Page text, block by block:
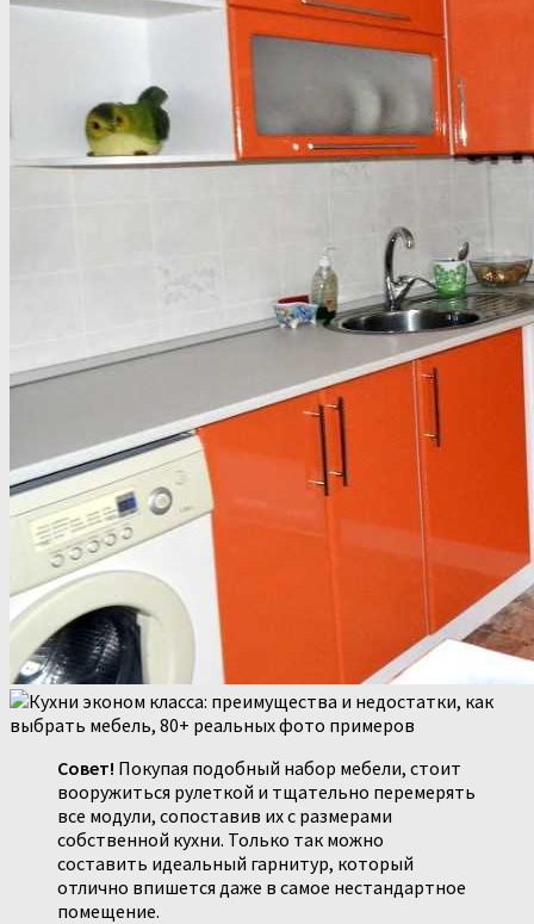
Совет! Покупая подобный набор мебели, стоит
вооружиться рулеткой и тщательно перемерять
все модули, сопоставив их с размерами
собственной кухни. Только так можно
составить идеальный гарнитур, который
отлично впишется даже в самое нестандартное
помещение.